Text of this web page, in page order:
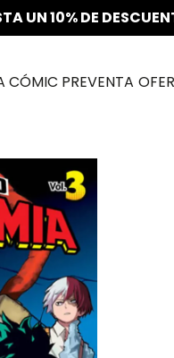
UN 10% DE
CÓMIC PREVENTA